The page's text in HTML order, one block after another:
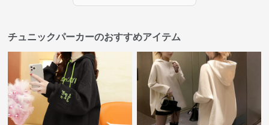
チュニックパーカーのおすすめアイテム